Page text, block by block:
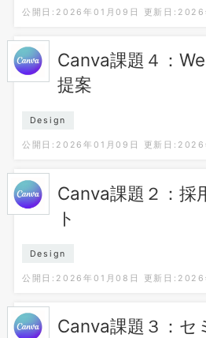
公開日:2026年01月09日 更新日:2026
Canva課題４：
提案
Design
公開日:2026年01月09日 更新日
Canva課題２：採
ト
Design
公開日:2026年01月08日 更新日
Canva課題３：セ